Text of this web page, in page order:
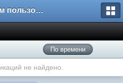
Форум пользователей ООО "Климовская сеть"
По времени
не найдено.